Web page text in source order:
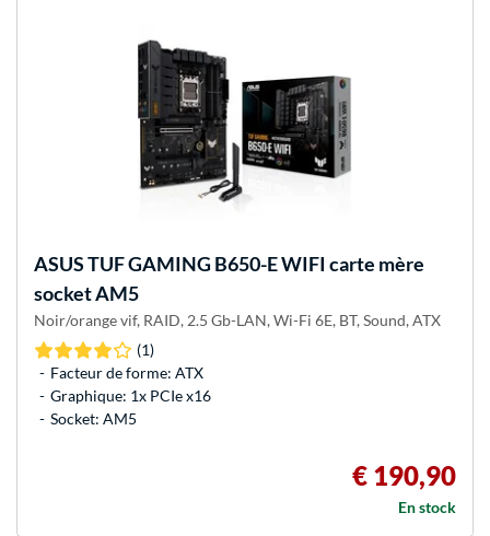
ASUSTUF GAMING B650-E WIFI carte mère
socket AM5
Noir/orange vif, RAID, 2.5 Gb-LAN, Wi-Fi 6E, BT, Sound, ATX
(1)
Facteur de forme: ATX
Graphique: 1x PCIe x16
Socket: AM5
€ 190,90
En stock